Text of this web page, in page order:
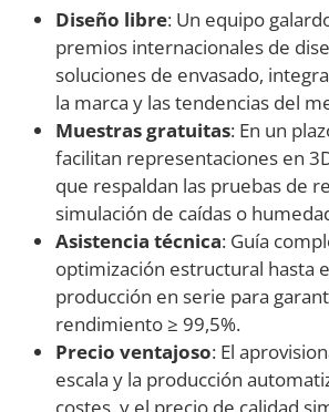
Diseño libre: Un equipo
premios internacionales de
soluciones de envasado,
la marca y las tendencias del
Muestras gratuitas: En un
facilitan representaciones en
que respaldan las pruebas de
simulación de caídas o
Asistencia técnica: Guía
optimización estructural hasta
producción en serie para
rendimiento ≥ 99,5%.
Precio ventajoso: El
escala y la producción